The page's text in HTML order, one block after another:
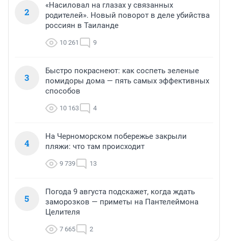
2
«Насиловал на глазах у связанных
родителей». Новый поворот в деле убийства
россиян в Таиланде
10 261 9
3
Быстро покраснеют: как соспеть зеленые
помидоры дома — пять самых эффективных
способов
10 163 4
4
На Черноморском побережье закрыли
пляжи: что там происходит
9 739 13
5
Погода 9 августа подскажет, когда ждать
заморозков — приметы на Пантелеймона
Целителя
7 665 2